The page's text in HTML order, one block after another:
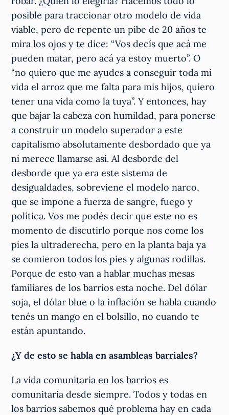
posible para traccionar otro modelo de vida
viable, pero de repente un pibe de 20 años te
mira los ojos y te dice: “Vos decís que acá me
pueden matar, pero acá ya estoy muerto”. O
“no quiero que me ayudes a conseguir toda mi
vida el arroz que me falta para mis hijos, quiero
tener una vida como la tuya”. Y entonces, hay
que bajar la cabeza con humildad, para ponerse
a construir un modelo superador a este
capitalismo absolutamente desbordado que ya
ni merece llamarse así. Al desborde del
desborde que ya era este sistema de
desigualdades, sobreviene el modelo narco,
que se impone a fuerza de sangre, fuego y
política. Vos me podés decir que este no es
momento de discutirlo porque nos come los
pies la ultraderecha, pero en la planta baja ya
se comieron todos los pies y algunas rodillas.
Porque de esto van a hablar muchas mesas
familiares de los barrios esta noche. Del dólar
soja, el dólar blue o la inflación se habla cuando
tenés un mango en el bolsillo, no cuando te
están apuntando.
¿Y de esto se habla en asambleas barriales?
La vida comunitaria en los barrios es
comunitaria desde siempre. Todos y todas en
los barrios sabemos qué problema hay en cada